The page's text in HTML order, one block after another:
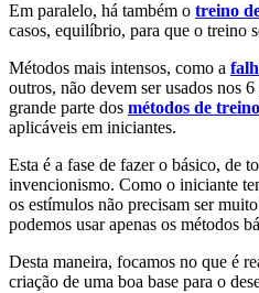
Em paralelo, há também o treino
casos, equilíbrio, para que o treino
Métodos mais intensos, como a
outros, não devem ser usados nos
grande parte dos métodos de
aplicáveis em iniciantes.
Esta é a fase de fazer o básico, de
invencionismo. Como o iniciante
os estímulos não precisam ser
podemos usar apenas os métodos
Desta maneira, focamos no que é
criação de uma boa base para o